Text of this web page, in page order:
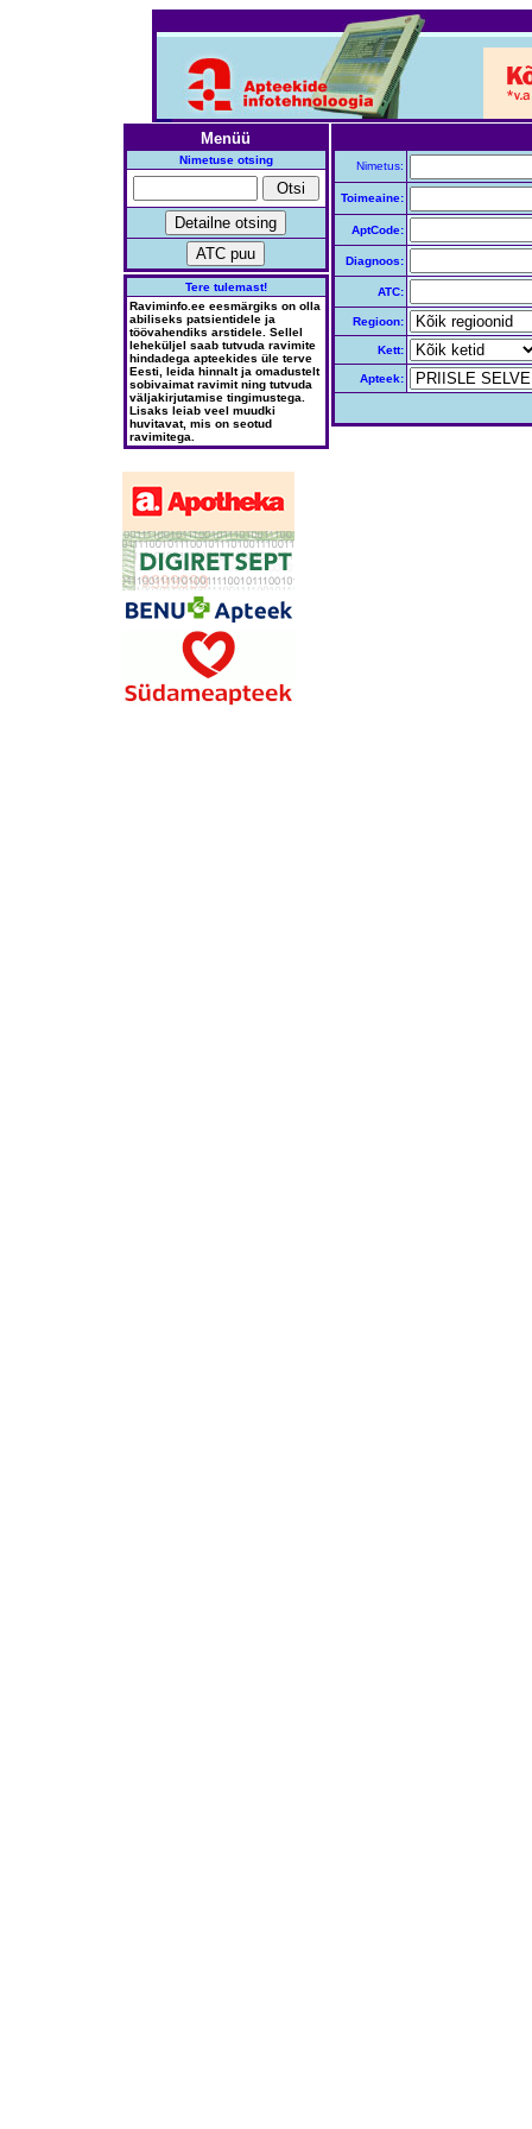
Menüü
Nimetuse otsing
Tere tulemast!
Raviminfo.ee eesmärgiks on olla
abiliseks patsientidele ja
töövahendiks arstidele. Sellel
leheküljel saab tutvuda ravimite
hindadega apteekides üle terve
Eesti, leida hinnalt ja omadustelt
sobivaimat ravimit ning tutvuda
väljakirjutamise tingimustega.
Lisaks leiab veel muudki
huvitavat, mis on seotud
ravimitega.
Nimetus:
Toimeaine:
AptCode:
Diagnoos:
ATC:
Regioon:
Kett:
Apteek: